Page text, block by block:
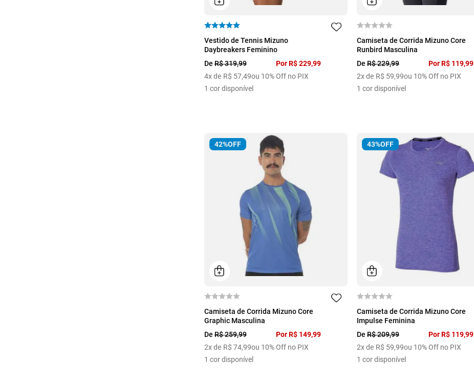
P
Vestido de Tennis Mizuno
Daybreakers Feminino
DeR$319,99 PorR$ 229,99
4x de R$ 57,49ou 10% Off no PIX
1 cor disponível
P
Camiseta de Corrida Mizuno Core
Runbird Masculina
De R$229,99 PorR$ 119,99
2x de R$ 59,99ou 10% Off no PIX
1 cor disponível
42%OFF
P
Camiseta de Corrida Mizuno Core
Graphic Masculina
DeR$259,99 PorR$ 149,99
2x de R$ 74,99ou 10% Off no PIX
1 cor disponível
43%OFF
P
Camiseta de Corrida Mizuno Core
Impulse Feminina
De R$209,99 PorR$ 119,99
2x de R$ 59,99ou 10% Off no PIX
1 cor disponível